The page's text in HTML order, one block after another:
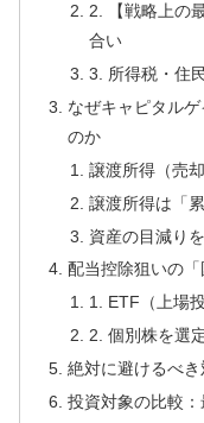
2. 【戦略上の
合い
3. 所得税・住
なぜキャピタル
のか
譲渡所得（売
譲渡所得は「
資産の目減り
配当控除狙いの
1. ETF（上場
2. 個別株を選
絶対に避けるべき
投資対象の比較